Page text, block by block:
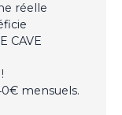
réelle
CAVE
mensuels.